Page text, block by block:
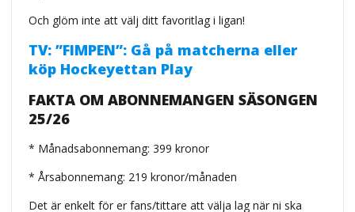
Och glöm inte att välj ditt favoritlag i ligan!
TV: ”FIMPEN”: Gå på matcherna eller
köp Hockeyettan Play
FAKTA OM ABONNEMANGEN SÄSONGEN
25/26
* Månadsabonnemang: 399 kronor
* Årsabonnemang: 219 kronor/månaden
Det är enkelt för er fans/tittare att välja lag när ni ska